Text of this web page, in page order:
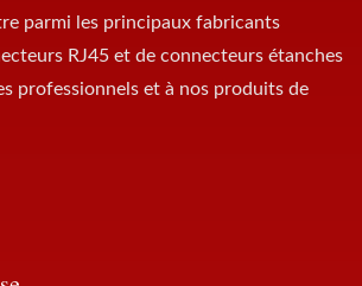
parmi les principaux fabricants
RJ45 et de connecteurs étanches
professionnels et à nos produits de